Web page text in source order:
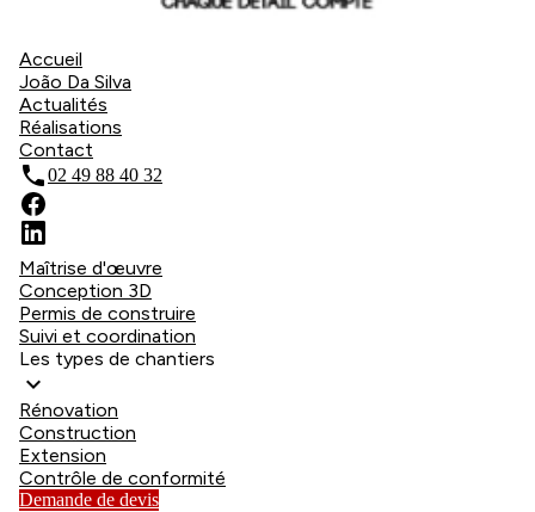
Accueil
João Da Silva
Actualités
Réalisations
Contact
phone02 49 88 40 32
Maîtrise d'œuvre
Conception 3D
Permis de construire
Suivi et coordination
Les types de chantiers
expand_more
Rénovation
Construction
Extension
Contrôle de conformité
Demande de devis